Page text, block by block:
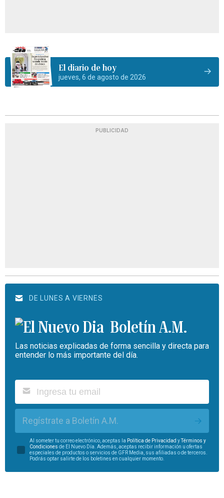
El diario de hoy
jueves, 6 de agosto de 2026
PUBLICIDAD
DE LUNES A VIERNES
Boletín A.M.
Las noticias explicadas de forma sencilla y directa para
entender lo más importante del día.
Regístrate a Boletín A.M.
Al someter tu correo electrónico, aceptas la Política de Privacidad y
Términos y
Condiciones de El Nuevo Día. Además, aceptas recibir información u ofertas
especiales de productos o servicios de GFR Media, sus afiliadas o de terceros.
Podrás optar salirte de los boletines en cualquier momento.